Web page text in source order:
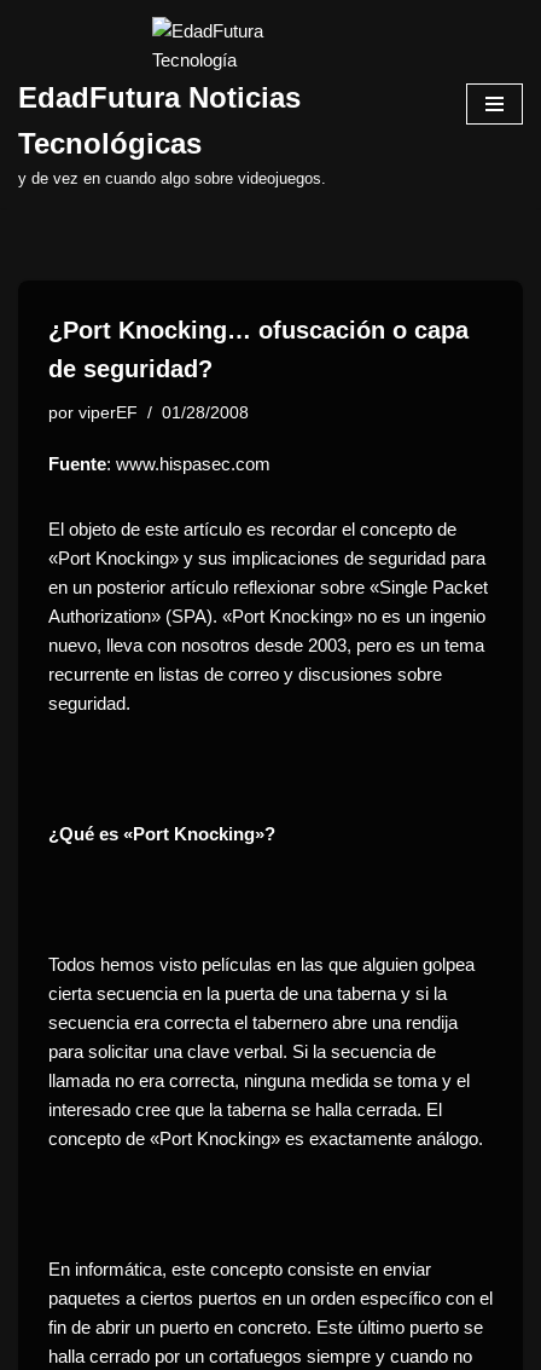
al
EdadFutura Noticias
Tecnológicas
y de vez en cuando algo sobre videojuegos.
¿Port Knocking… ofuscación o capa
de seguridad?
por viperEF 01/28/2008
Fuente: www.hispasec.com
El objeto de este artículo es recordar el concepto de
«Port Knocking» y sus implicaciones de seguridad para
en un posterior artículo reflexionar sobre «Single Packet
Authorization» (SPA). «Port Knocking» no es un ingenio
nuevo, lleva con nosotros desde 2003, pero es un tema
recurrente en listas de correo y discusiones sobre
seguridad.
¿Qué es «Port Knocking»?
Todos hemos visto películas en las que alguien golpea
cierta secuencia en la puerta de una taberna y si la
secuencia era correcta el tabernero abre una rendija
para solicitar una clave verbal. Si la secuencia de
llamada no era correcta, ninguna medida se toma y el
interesado cree que la taberna se halla cerrada. El
concepto de «Port Knocking» es exactamente análogo.
En informática, este concepto consiste en enviar
paquetes a ciertos puertos en un orden específico con el
fin de abrir un puerto en concreto. Este último puerto se
halla cerrado por un cortafuegos siempre y cuando no